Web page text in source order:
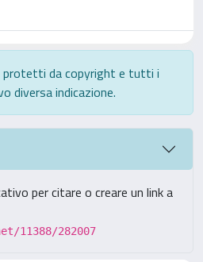
protetti da copyright e tutti i
diversa indicazione.
per citare o creare un link a
11388/282007